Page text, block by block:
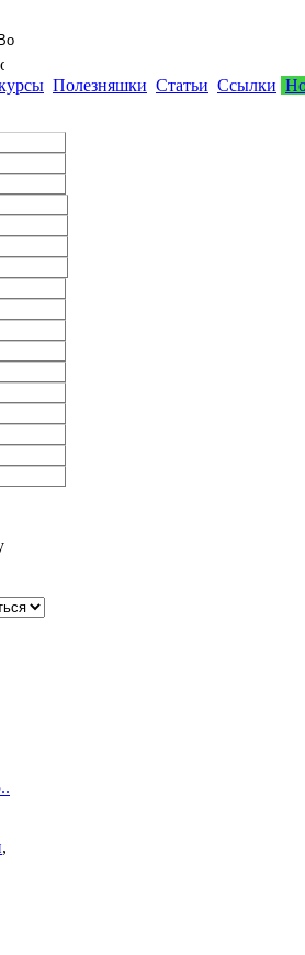
Полезняшки Статьи Ссылки
,